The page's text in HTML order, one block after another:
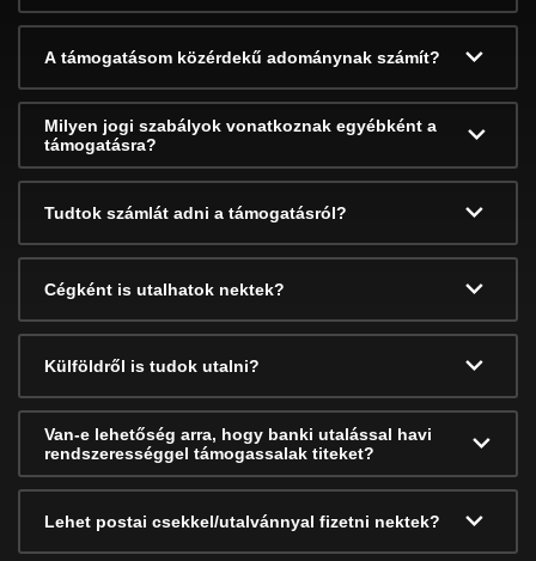
A támogatásom közérdekű adománynak számít?
Milyen jogi szabályok vonatkoznak egyébként a
támogatásra?
Tudtok számlát adni a támogatásról?
Cégként is utalhatok nektek?
Külföldről is tudok utalni?
Van-e lehetőség arra, hogy banki utalással havi
rendszerességgel támogassalak titeket?
Lehet postai csekkel/utalvánnyal fizetni nektek?